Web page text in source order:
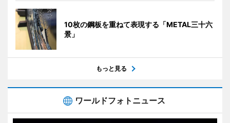
10枚の鋼板を重ねて表現する「METAL三十六
景」
もっと見る
ワールドフォトニュース